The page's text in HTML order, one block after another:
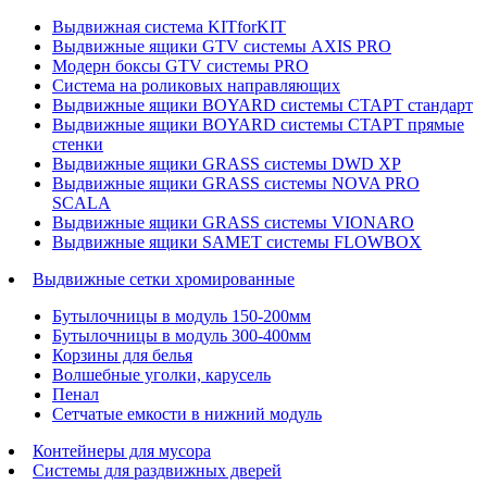
Выдвижная система KITforKIT
Выдвижные ящики GTV системы AXIS PRO
Модерн боксы GTV системы PRO
Система на роликовых направляющих
Выдвижные ящики BOYARD системы СТАРТ стандарт
Выдвижные ящики BOYARD системы СТАРТ прямые
стенки
Выдвижные ящики GRASS системы DWD XP
Выдвижные ящики GRASS системы NOVA PRO
SCALA
Выдвижные ящики GRASS системы VIONARO
Выдвижные ящики SAMET системы FLOWBOX
Выдвижные сетки хромированные
Бутылочницы в модуль 150-200мм
Бутылочницы в модуль 300-400мм
Корзины для белья
Волшебные уголки, карусель
Пенал
Cетчатые емкости в нижний модуль
Контейнеры для мусора
Системы для раздвижных дверей